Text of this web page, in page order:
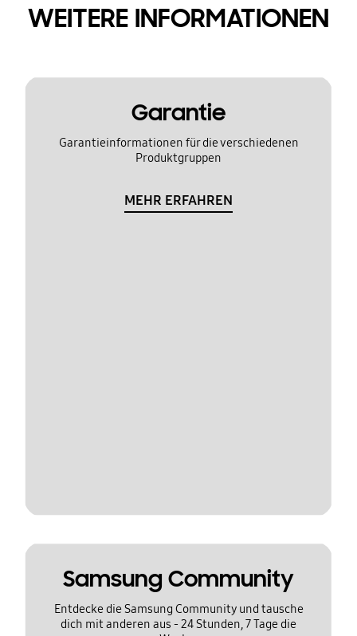
WEITERE INFORMATIONEN
Garantie
Garantieinformationen für die verschiedenen
Produktgruppen
MEHR ERFAHREN
Samsung Community
Entdecke die Samsung Community und tausche
dich mit anderen aus - 24 Stunden, 7 Tage die